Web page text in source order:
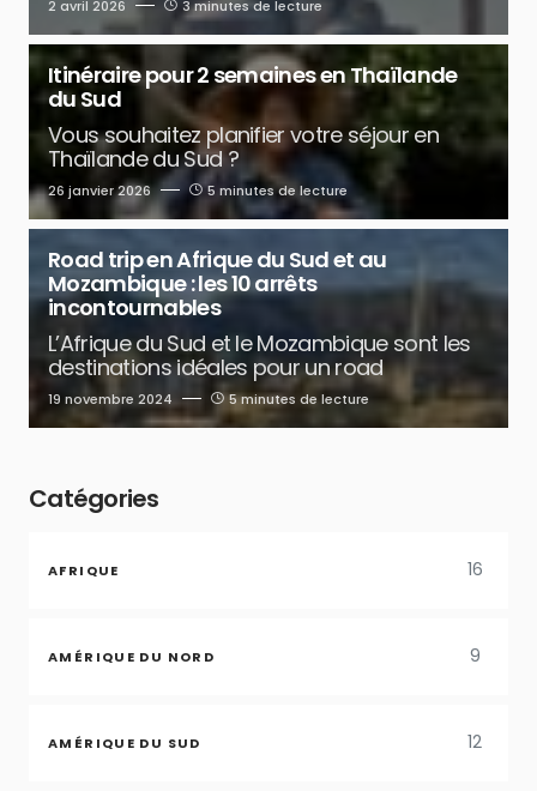
2 avril 2026 3 minutes de lecture
Itinéraire pour 2 semaines en Thaïlande
du Sud
Vous souhaitez planifier votre séjour en
Thaïlande du Sud ?
26 janvier 2026 5 minutes de lecture
Road trip en Afrique du Sud et au
Mozambique : les 10 arrêts
incontournables
L’Afrique du Sud et le Mozambique sont les
destinations idéales pour un road
19 novembre 2024 5 minutes de lecture
Catégories
AFRIQUE 16
AMÉRIQUE DU NORD 9
AMÉRIQUE DU SUD 12